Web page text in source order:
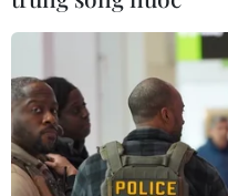
Tuyển Việt
bán kết, vì sao ông
không vui?
08/08/2026 03:37